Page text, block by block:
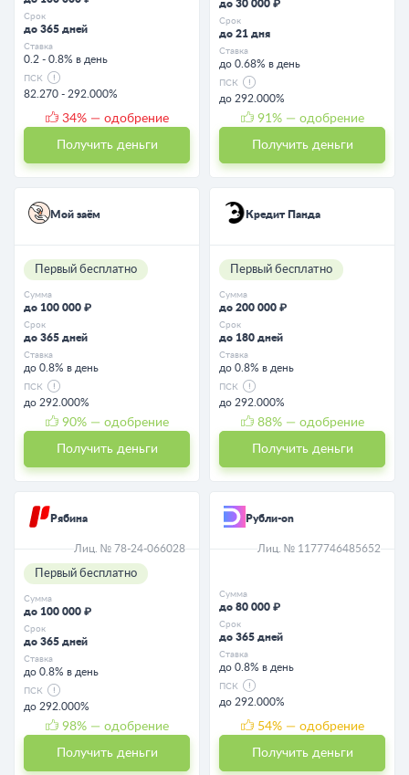
Срок
до 365 дней
Ставка
0.2 - 0.8% в день
ПСК
82.270 - 292.000%
34% — одобрение
Получить деньги
до 30 000 ₽
Срок
до 21 дня
Ставка
до 0.68% в день
ПСК
до 292.000%
91 % — одобрение
Получить деньги
Мой заём
Первый бесплатно
Сумма
до 100 000 ₽
Срок
до 365 дней
Ставка
до 0.8% в день
ПСК
до 292.000%
90% — одобрение
Получить деньги
Кредит Панда
Первый бесплатно
Сумма
до 200 000 ₽
Срок
до 180 дней
Ставка
до 0.8% в день
ПСК
до 292.000%
88% — одобрение
Получить деньги
Рябина
Лиц. № 78-24-066028
Первый бесплатно
Сумма
до 100 000 ₽
Срок
до 365 дней
Ставка
до 0.8% в день
ПСК
до 292.000%
98% — одобрение
Получить деньги
Рубли-on
Лиц. № 1177746485652
Сумма
до 80 000 ₽
Срок
до 365 дней
Ставка
до 0.8% в день
ПСК
до 292.000%
54% — одобрение
Получить деньги